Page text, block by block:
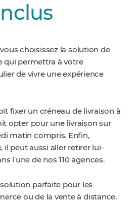
vous choisissez la solution de
qui permettra à votre
de vivre une expérience
fixer un créneau de livraison à
opter pour une livraison sur
matin compris. Enfin,
il peut aussi aller retirer lui-
lʼune de nos 110 agences.
parfaite pour les
ou de la vente à distance.